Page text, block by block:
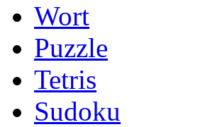
Wort
Puzzle
Tetris
Sudoku